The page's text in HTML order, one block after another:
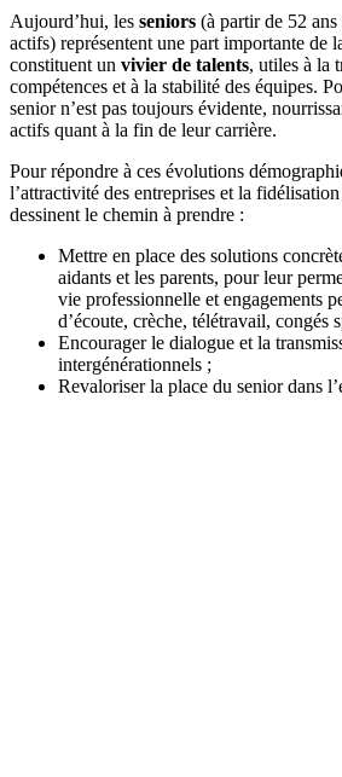
Aujourd’hui, les seniors (à partir de 52
actifs) représentent une part importante de
constituent un vivier de talents, utiles à la
compétences et à la stabilité des équipes.
senior n’est pas toujours évidente,
actifs quant à la fin de leur carrière.
Pour répondre à ces évolutions
l’attractivité des entreprises et la
dessinent le chemin à prendre :
Mettre en place des solutions
aidants et les parents, pour leur
vie professionnelle et engagements
d’écoute, crèche, télétravail,
Encourager le dialogue et la
intergénérationnels ;
Revaloriser la place du senior dans